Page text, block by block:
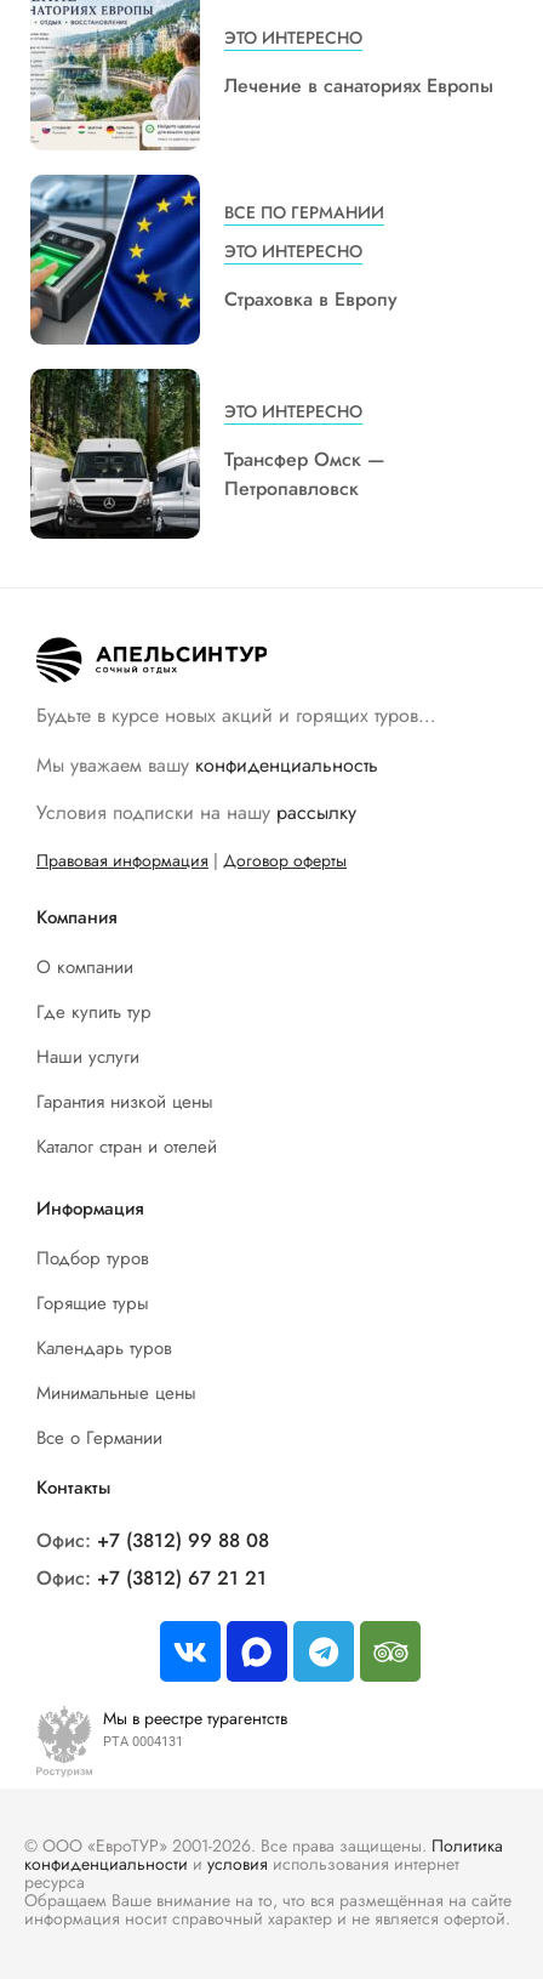
ЭТО ИНТЕРЕСНО
Лечение в санаториях Европы
ВСЕ ПО ГЕРМАНИИ
ЭТО ИНТЕРЕСНО
Страховка в Европу
ЭТО ИНТЕРЕСНО
Трансфер Омск —
Петропавловск
Будьте в курсе новых акций и горящих туров…
Мы уважаем вашу конфиденциальность
Условия подписки на нашу рассылку
Правовая информация | Договор оферты
Компания
О компании
Где купить тур
Наши услуги
Гарантия низкой цены
Каталог стран и отелей
Информация
Подбор туров
Горящие туры
Календарь туров
Минимальные цены
Все о Германии
Контакты
Офис: +7 (3812) 99 88 08
Офис: +7 (3812) 67 21 21
Мы в реестре турагентств
РТА 0004131
© ООО «ЕвроТУР» 2001-2026. Все права защищены. Политика
конфиденциальности и условия использования интернет
ресурса
Обращаем Ваше внимание на то, что вся размещённая на сайте
информация носит справочный характер и не является офертой.